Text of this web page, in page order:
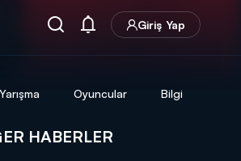
Giriş Yap
Yarışma Oyuncular Bilgi
HABERLER